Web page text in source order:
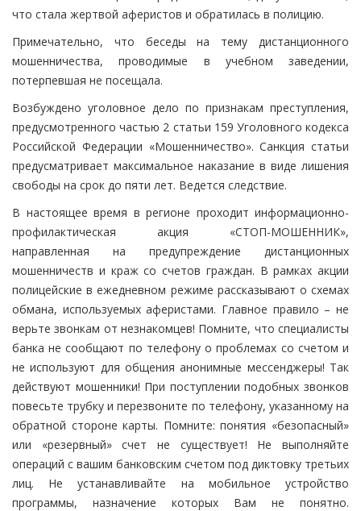
что стала жертвой аферистов и обратилась в полицию.
Примечательно, что беседы на тему дистанционного
мошенничества, проводимые в учебном заведении,
потерпевшая не посещала.
Возбуждено уголовное дело по признакам преступления,
предусмотренного частью 2 статьи 159 Уголовного кодекса
Российской Федерации «Мошенничество». Санкция статьи
предусматривает максимальное наказание в виде лишения
свободы на срок до пяти лет. Ведется следствие.
В настоящее время в регионе проходит информационно-
профилактическая акция «СТОП-МОШЕННИК»,
направленная на предупреждение дистанционных
мошенничеств и краж со счетов граждан. В рамках акции
полицейские в ежедневном режиме рассказывают о схемах
обмана, используемых аферистами. Главное правило – не
верьте звонкам от незнакомцев! Помните, что специалисты
банка не сообщают по телефону о проблемах со счетом и
не используют для общения анонимные мессенджеры! Так
действуют мошенники! При поступлении подобных звонков
повесьте трубку и перезвоните по телефону, указанному на
обратной стороне карты. Помните: понятия «безопасный»
или «резервный» счет не существует! Не выполняйте
операций с вашим банковским счетом под диктовку третьих
лиц. Не устанавливайте на мобильное устройство
программы, назначение которых Вам не понятно.